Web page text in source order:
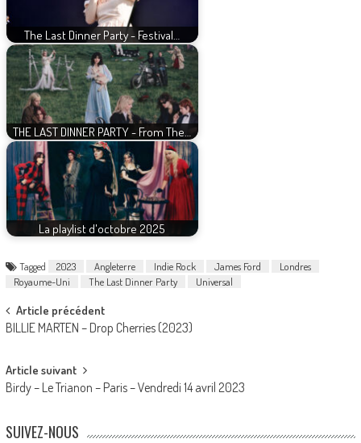
The Last Dinner Party - Festival…
THE LAST DINNER PARTY - From The…
La playlist d'octobre 2025
Tagged 2023 Angleterre Indie Rock James Ford
Londres
Royaume-Uni
The Last Dinner Party Universal
Post
navigation
Article précédent
BILLIE MARTEN – Drop Cherries (2023)
Article suivant
Birdy – Le Trianon – Paris – Vendredi 14 avril 2023
SUIVEZ-NOUS